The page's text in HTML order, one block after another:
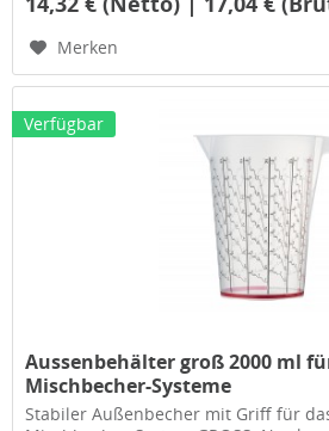
Merken
Verfügbar
Aussenbehälter groß 2000 ml
Mischbecher-Systeme
Stabiler Außenbecher mit Griff für